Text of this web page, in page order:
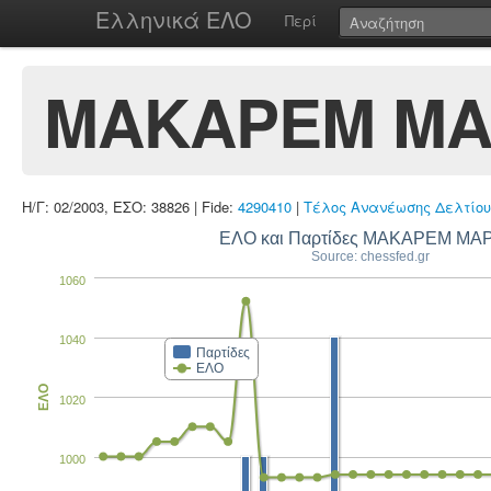
Ελληνικά ΕΛΟ Περί
ΜΑΚΑΡΕΜ
Η/Γ: 02/2003, ΕΣΟ: 38826 | Fide: 4290410 | Τέλος Ανανέωσης Δελτίου
ΕΛΟ και Παρτίδες ΜΑΚΑΡΕΜ
Source: chessfed.gr
Παρτίδες
ΕΛΟ
1000
1020
1040
1060
ΕΛΟ